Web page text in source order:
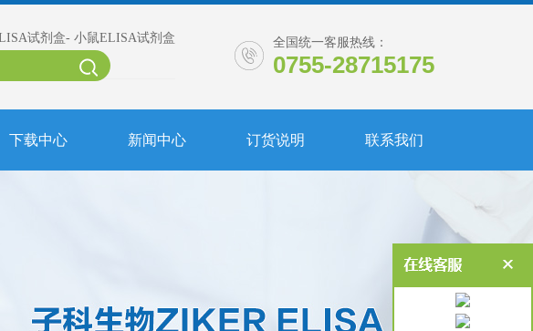
试剂盒- 小鼠ELISA试剂盒 全国统一客服热线：
0755-28715175
下载中心 新闻中心 订货说明 联系我们